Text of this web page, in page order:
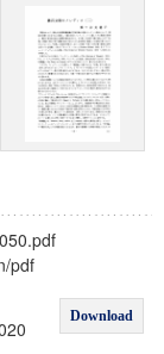
pdf
Download